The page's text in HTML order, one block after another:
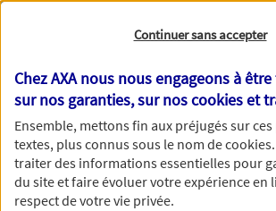
demande, nous vous répondrons
meilleurs délais par mail ou par
Votre message :
Continuer sans accepter
Chez AXA nous nous engageons à
sur nos garanties, sur noscookies et
Ensemble, mettons fin aux préjugés sur
textes, plus connus sous le nom decookies
traiter des informations essentielles pour
du site et faire évoluer votre expérience en
respect de votre vie privée.